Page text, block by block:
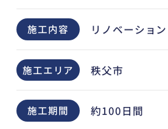
施工内容 リノベーション
施工エリア 秩父市
施工期間 約100日間